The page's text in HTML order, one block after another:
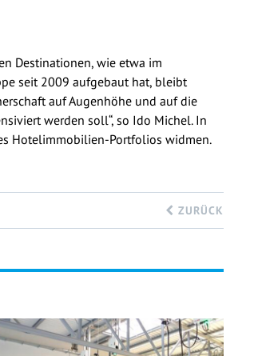
Destinationen, wie etwa im
seit 2009 aufgebaut hat, bleibt
auf Augenhöhe und auf die
werden soll“, so Ido Michel. In
Hotelimmobilien-Portfolios widmen.
ZURÜCK